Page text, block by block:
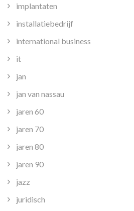
implantaten
installatiebedrijf
international business
it
jan
jan van nassau
jaren 60
jaren 70
jaren 80
jaren 90
jazz
juridisch